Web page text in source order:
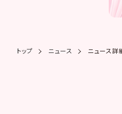
トップ ニュース ニュース詳